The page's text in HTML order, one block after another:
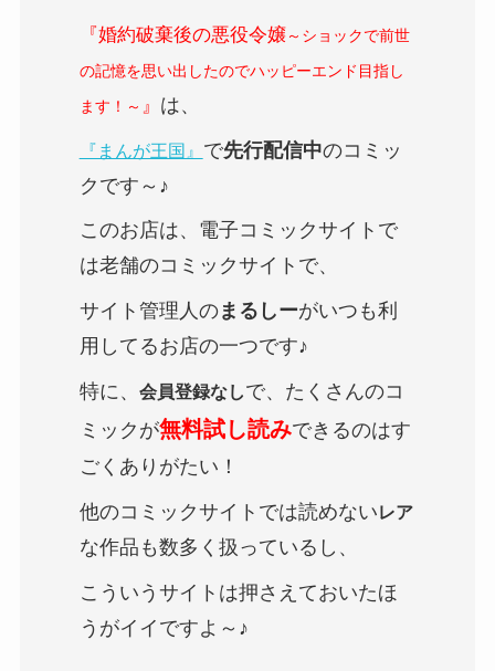
『婚約破棄後の悪役令嬢～ショックで前世
の記憶を思い出したのでハッピーエンド目指し
ます！～ 』 は、
『まんが王国』 で先行配信中のコミッ
クです～♪
このお店は、電子コミックサイトで
は老舗のコミックサイトで、
サイト管理人のまるしーがいつも利
用してるお店の一つです♪
特に、 会員登録なしで、たくさんのコ
ミックが無料試し読みできるのはす
ごくありがたい！
他のコミックサイトでは読めないレア
な作品も数多く扱っているし、
こういうサイトは押さえておいたほ
うがイイですよ～♪